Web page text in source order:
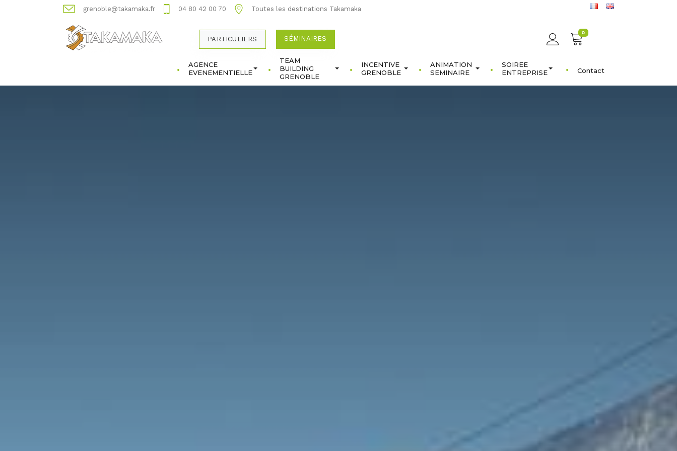
grenoble@takamaka.fr 04 80 42 00 70 Toutes les destinations Takamaka
PARTICULIERS SÉMINAIRES
0
AGENCE
EVENEMENTIELLE
TEAM
BUILDING
GRENOBLE
INCENTIVE
GRENOBLE
ANIMATION
SEMINAIRE
SOIREE
ENTREPRISE
Contact